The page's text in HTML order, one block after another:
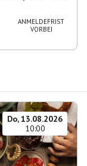
ANMELDEFRIST
VORBEI
Do, 13.08.2026
10:00